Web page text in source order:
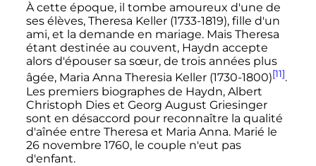
À cette époque, il tombe amoureux d'une de
ses élèves, Theresa Keller (1733-1819), fille d'un
ami, et la demande en mariage. Mais Theresa
étant destinée au couvent, Haydn accepte
alors d'épouser sa sœur, de trois années plus
âgée, Maria Anna Theresia Keller (1730-1800)[11].
Les premiers biographes de Haydn, Albert
Christoph Dies et Georg August Griesinger
sont en désaccord pour reconnaître la qualité
d'aînée entre Theresa et Maria Anna. Marié le
26 novembre 1760, le couple n'eut pas
d'enfant.